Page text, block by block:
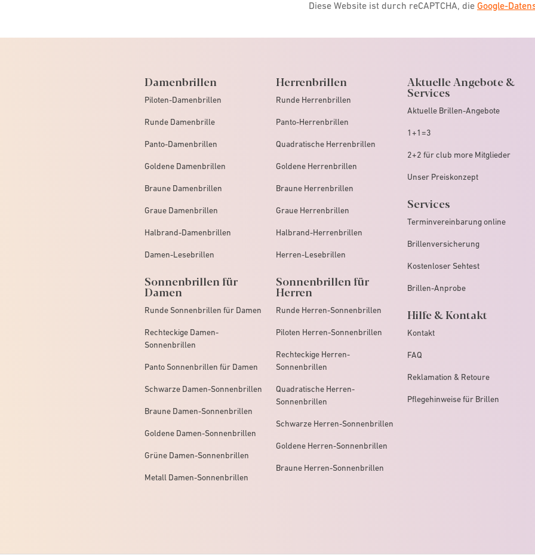
Diese Website ist durch reCAPTCHA, die Google-
Damenbrillen
Piloten-Damenbrillen
Runde Damenbrille
Panto-Damenbrillen
Goldene Damenbrillen
Braune Damenbrillen
Graue Damenbrillen
Halbrand-Damenbrillen
Damen-Lesebrillen
Sonnenbrillen für
Damen
Runde Sonnenbrillen für Damen
Rechteckige Damen-
Sonnenbrillen
Panto Sonnenbrillen für Damen
Schwarze Damen-Sonnenbrillen
Braune Damen-Sonnenbrillen
Goldene Damen-Sonnenbrillen
Grüne Damen-Sonnenbrillen
Metall Damen-Sonnenbrillen
Herrenbrillen
Runde Herrenbrillen
Panto-Herrenbrillen
Quadratische Herrenbrillen
Goldene Herrenbrillen
Braune Herrenbrillen
Graue Herrenbrillen
Halbrand-Herrenbrillen
Herren-Lesebrillen
Sonnenbrillen für
Herren
Runde Herren-Sonnenbrillen
Piloten Herren-Sonnenbrillen
Rechteckige Herren-
Sonnenbrillen
Quadratische Herren-
Sonnenbrillen
Schwarze Herren-Sonnenbrillen
Goldene Herren-Sonnenbrillen
Braune Herren-Sonnenbrillen
Aktuelle Angebote &
Services
Aktuelle Brillen-Angebote
1+1=3
2+2 für club more Mitglieder
Unser Preiskonzept
Services
Terminvereinbarung online
Brillenversicherung
Kostenloser Sehtest
Brillen-Anprobe
Hilfe & Kontakt
Kontakt
FAQ
Reklamation & Retoure
Pflegehinweise für Brillen